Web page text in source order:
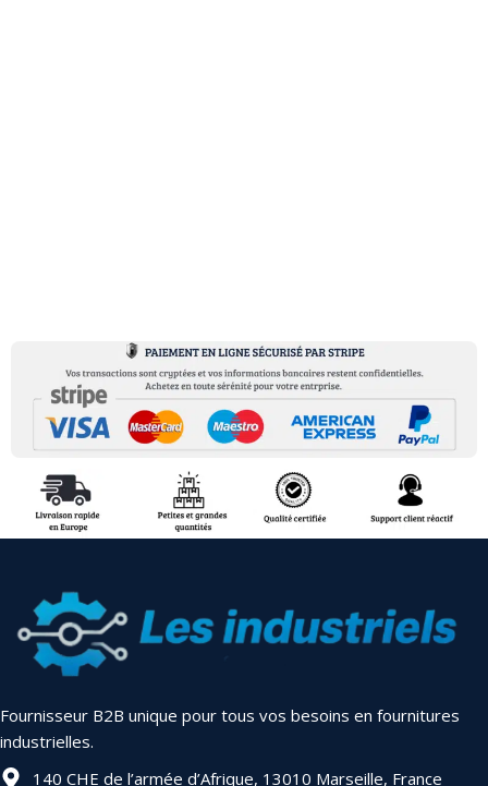
Fournisseur B2B unique pour tous vos besoins en fournitures
industrielles.
140 CHE de l’armée d’Afrique, 13010 Marseille, France